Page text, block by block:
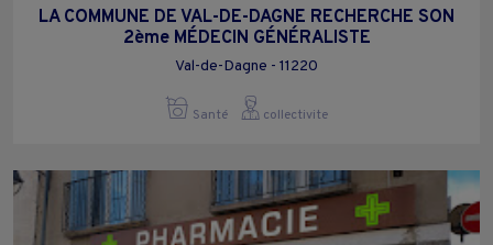
LA COMMUNE DE VAL-DE-DAGNE RECHERCHE SON
2ème MÉDECIN GÉNÉRALISTE
Val-de-Dagne - 11220
Santé collectivite